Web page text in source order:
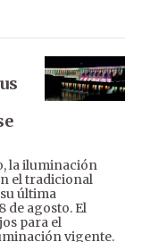
la iluminación
el tradicional
última
de agosto. El
para el
vigente.